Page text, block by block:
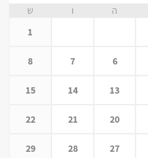
ה ו
ש
1
6
7
8
13
14
15
20
21
22
27
28
29